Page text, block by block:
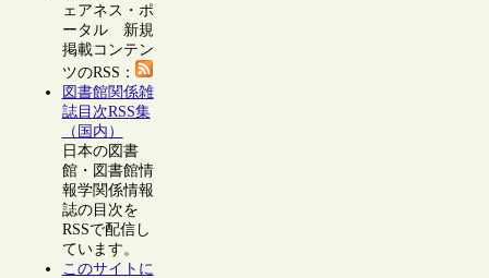
ェアネス・ポ
ータル 新規
掲載コンテン
ツのRSS：
図書館関係雑
誌目次RSS集
（国内）
日本の図書
館・図書館情
報学関係情報
誌の目次を
RSSで配信し
ています。
このサイトに